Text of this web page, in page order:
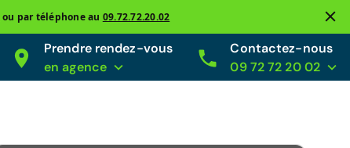
ou par téléphone au 09.72.72.20.02
Prendre rendez-vous
en agence
Contactez-nous
09 72 72 20 02